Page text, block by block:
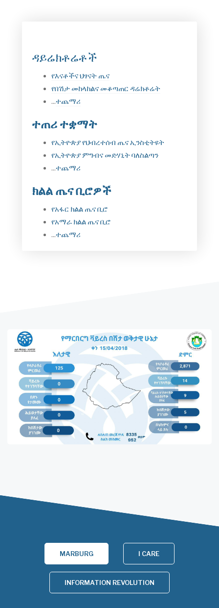
ዳይሬክቶሬቶች
የእናቶችና ህፃናት ጤና
የበሽታ መከላከልና መቆጣጠር ዳሬክቶሬት
...ተጨማሪ
ተጠሪ ተቋማት
የኢትዮጵያ የህብረተሰብ ጤና ኢንስቲትዩት
የኢትዮጵያ ምግብና መድሃኒት ባለስልጣን
...ተጨማሪ
ክልል ጤና ቢሮዎች
የአፋር ክልል ጤና ቢሮ
የአማራ ክልል ጤና ቢሮ
...ተጨማሪ
MARBURG I CARE
INFORMATION REVOLUTION